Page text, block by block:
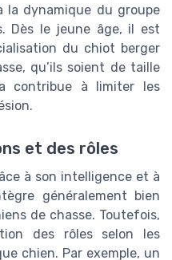
la dynamique du groupe
Dès le jeune âge, il est
du chiot berger
qu’ils soient de taille
contribue à limiter les
et des rôles
à son intelligence et à
généralement bien
de chasse. Toutefois,
des rôles selon les
chien. Par exemple, un